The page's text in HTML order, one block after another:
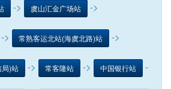
-> 虞山汇金广场站 ->
-> 常熟客运北站(海虞北路)站 ->
)站 -> 常客隆站 -> 中国银行站 -